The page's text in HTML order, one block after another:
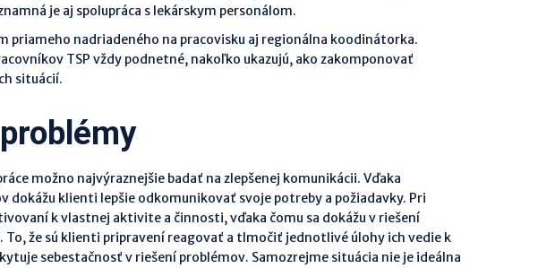
je aj spolupráca s lekárskym personálom.
nadriadeného na pracovisku aj regionálna koodinátorka.
TSP vždy podnetné, nakoľko ukazujú, ako zakomponovať
situácií.
možno najvýraznejšie badať na zlepšenej komunikácii. Vďaka
dokážu klienti lepšie odkomunikovať svoje potreby a požiadavky. Pri
k vlastnej aktivite a činnosti, vďaka čomu sa dokážu v riešení
že sú klienti pripravení reagovať a tlmočiť jednotlivé úlohy ich vedie k
sebestačnosť v riešení problémov. Samozrejme situácia nie je ideálna